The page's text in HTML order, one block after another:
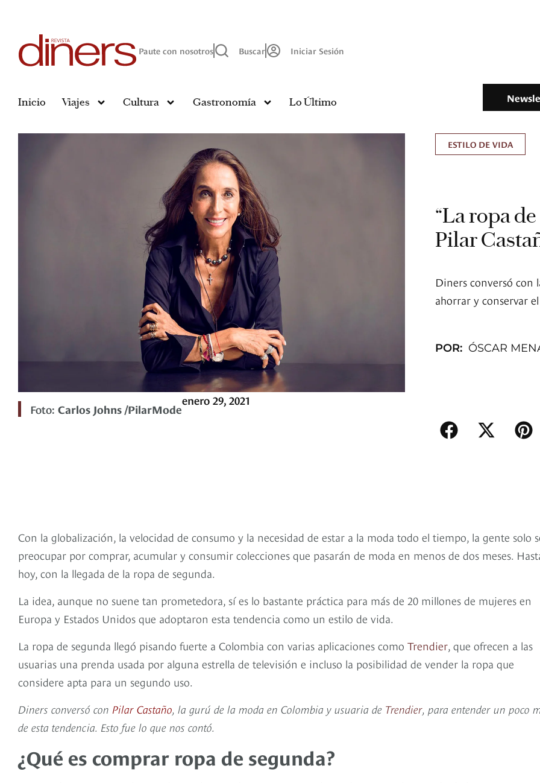
Paute con nosotros Buscar Iniciar Sesión
Inicio Viajes Cultura Gastronomía Lo Último
Foto: Carlos Johns /PilarMode
enero 29, 2021
ESTILO DE VIDA
“La ropa
Pilar
Diners conversó con
ahorrar y conservar
POR: ÓSCAR
Con la globalización, la velocidad de consumo y la necesidad de estar a la moda todo el tiempo, la gente solo
preocupar por comprar, acumular y consumir colecciones que pasarán de moda en menos de dos meses.
hoy, con la llegada de la ropa de segunda.
La idea, aunque no suene tan prometedora, sí es lo bastante práctica para más de 20 millones de mujeres en
Europa y Estados Unidos que adoptaron esta tendencia como un estilo de vida.
La ropa de segunda llegó pisando fuerte a Colombia con varias aplicaciones como Trendier, que ofrecen a las
usuarias una prenda usada por alguna estrella de televisión e incluso la posibilidad de vender la ropa que
considere apta para un segundo uso.
Diners conversó con Pilar Castaño, la gurú de la moda en Colombia y usuaria de Trendier, para entender un poco
de esta tendencia. Esto fue lo que nos contó.
¿Qué es comprar ropa de segunda?